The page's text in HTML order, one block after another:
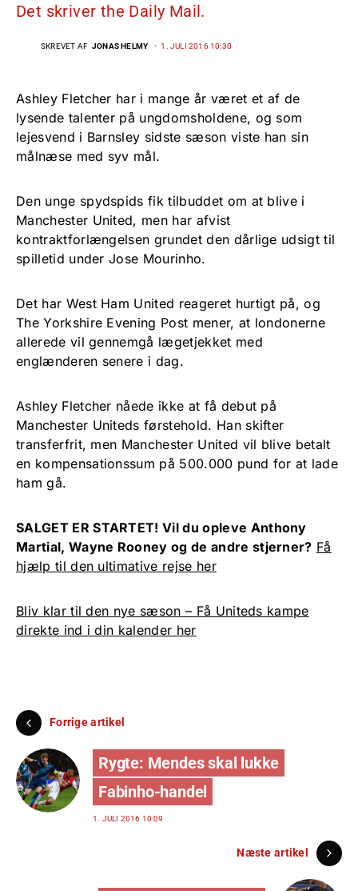
Det skriver the Daily Mail.
SKREVET AF JONAS HELMY 1. JULI 2016 10:30
Ashley Fletcher har i mange år været et af de
lysende talenter på ungdomsholdene, og som
lejesvend i Barnsley sidste sæson viste han sin
målnæse med syv mål.
Den unge spydspids fik tilbuddet om at blive i
Manchester United, men har afvist
kontraktforlængelsen grundet den dårlige udsigt til
spilletid under Jose Mourinho.
Det har West Ham United reageret hurtigt på, og
The Yorkshire Evening Post mener, at londonerne
allerede vil gennemgå lægetjekket med
englænderen senere i dag.
Ashley Fletcher nåede ikke at få debut på
Manchester Uniteds førstehold. Han skifter
transferfrit, men Manchester United vil blive betalt
en kompensationssum på 500.000 pund for at lade
ham gå.
SALGET ER STARTET! Vil du opleve Anthony
Martial, Wayne Rooney og de andre stjerner? Få
hjælp til den ultimative rejse her
Bliv klar til den nye sæson – Få Uniteds kampe
direkte ind i din kalender her
Forrige artikel
Rygte: Mendes skal lukke
Fabinho-handel
1. JULI 2016 10:09
Næste artikel